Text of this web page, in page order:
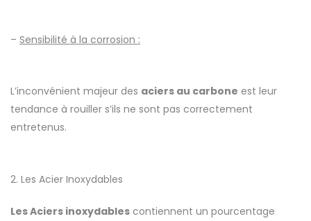
– Sensibilité à la corrosion :
L’inconvénient majeur des aciers au carbone est leur
tendance à rouiller s’ils ne sont pas correctement
entretenus.
2. Les Acier Inoxydables
Les Aciers inoxydables contiennent un pourcentage